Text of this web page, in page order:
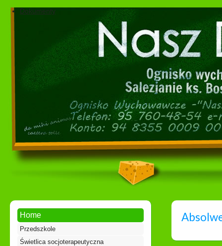
Dokumenty
Home
Przedszkole
Świetlica socjoterapeutyczna